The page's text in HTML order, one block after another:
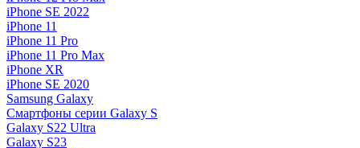
iPhone SE 2022
iPhone 11
iPhone 11 Pro
iPhone 11 Pro Max
iPhone XR
iPhone SE 2020
Samsung Galaxy
Смартфоны серии Galaxy S
Galaxy S22 Ultra
Galaxy S23